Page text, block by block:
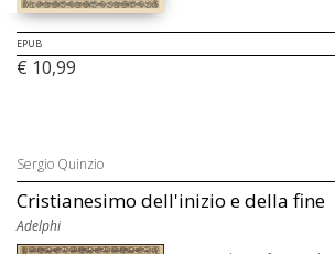
EPUB
€ 10,99
Sergio Quinzio
Cristianesimo dell'inizio e della fine
Adelphi